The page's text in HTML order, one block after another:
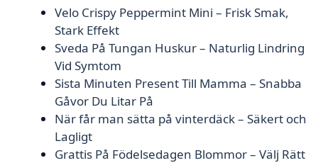
Velo Crispy Peppermint Mini – Frisk Smak,
Stark Effekt
Sveda På Tungan Huskur – Naturlig Lindring
Vid Symtom
Sista Minuten Present Till Mamma – Snabba
Gåvor Du Litar På
När får man sätta på vinterdäck – Säkert och
Lagligt
Grattis På Födelsedagen Blommor – Välj Rätt